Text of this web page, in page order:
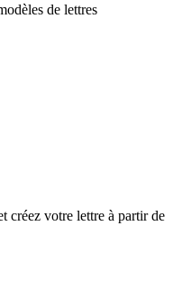
de lettres
créez votre lettre à partir de